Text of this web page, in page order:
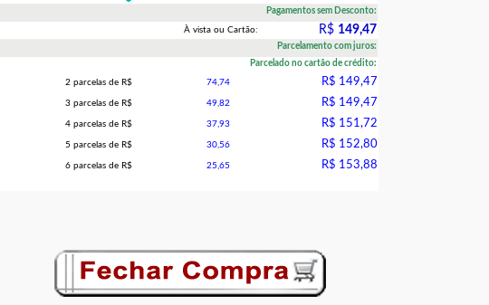
Pagamentos sem Desconto:
À vista ou Cartão: R$ 149,47
Parcelamento com juros:
Parcelado no cartão de crédito:
2 parcelas de R$ 74,74 R$ 149,47
3 parcelas de R$ 49,82 R$ 149,47
4 parcelas de R$ 37,93 R$ 151,72
5 parcelas de R$ 30,56 R$ 152,80
6 parcelas de R$ 25,65 R$ 153,88